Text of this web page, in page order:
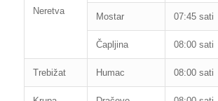
Neretva
Mostar 07:45 sati
Čapljina 08:00 sati
Trebižat Humac 08:00 sati